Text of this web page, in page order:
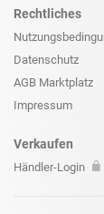
Rechtliches
Datenschutz
AGB Marktplatz
Impressum
Verkaufen
Händler-Login